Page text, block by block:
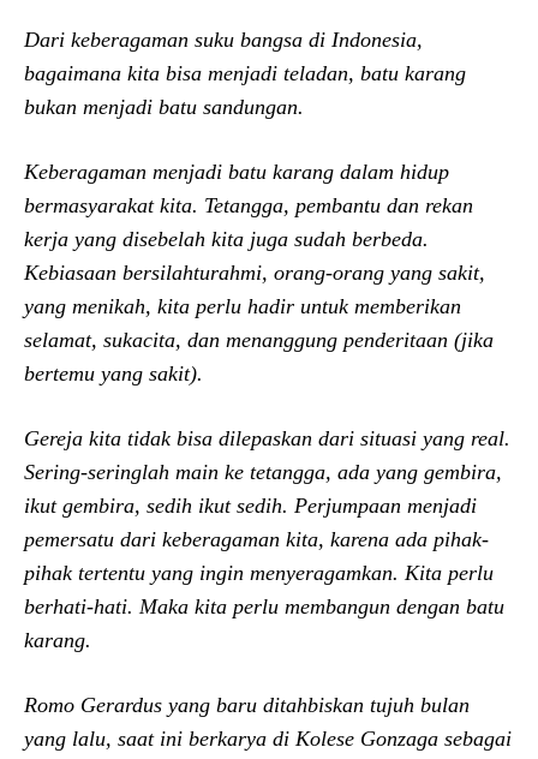
Dari keberagaman suku bangsa di Indonesia,
bagaimana kita bisa menjadi teladan, batu karang
bukan menjadi batu sandungan.
Keberagaman menjadi batu karang dalam hidup
bermasyarakat kita. Tetangga, pembantu dan rekan
kerja yang disebelah kita juga sudah berbeda.
Kebiasaan bersilahturahmi, orang-orang yang sakit,
yang menikah, kita perlu hadir untuk memberikan
selamat, sukacita, dan menanggung penderitaan (jika
bertemu yang sakit).
Gereja kita tidak bisa dilepaskan dari situasi yang real.
Sering-seringlah main ke tetangga, ada yang gembira,
ikut gembira, sedih ikut sedih. Perjumpaan menjadi
pemersatu dari keberagaman kita, karena ada pihak-
pihak tertentu yang ingin menyeragamkan. Kita perlu
berhati-hati. Maka kita perlu membangun dengan batu
karang.
Romo Gerardus yang baru ditahbiskan tujuh bulan
yang lalu, saat ini berkarya di Kolese Gonzaga sebagai